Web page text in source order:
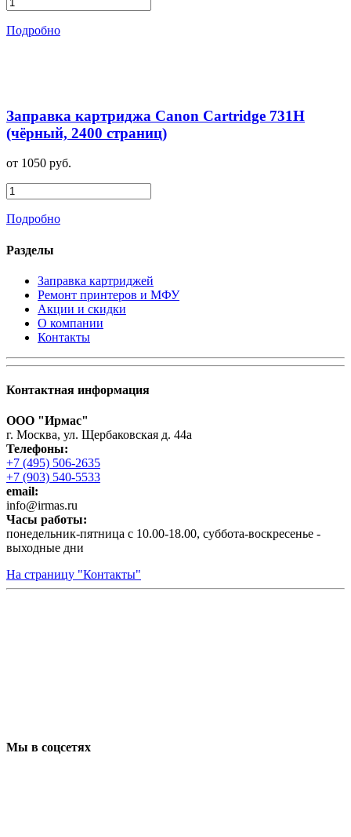
Подробно
Заправка картриджа Canon Cartridge 731H
(чёрный, 2400 страниц)
от 1050 руб.
Подробно
Разделы
Заправка картриджей
Ремонт принтеров и МФУ
Акции и скидки
О компании
Контакты
Контактная информация
ООО "Ирмас"
г. Москва, ул. Щербаковская д. 44а
Телефоны:
+7 (495) 506-2635
+7 (903) 540-5533
email:
infо@irmas.ru
Часы работы:
понедельник-пятница с 10.00-18.00, суббота-воскресенье -
выходные дни
На страницу "Контакты"
Мы в соцсетях